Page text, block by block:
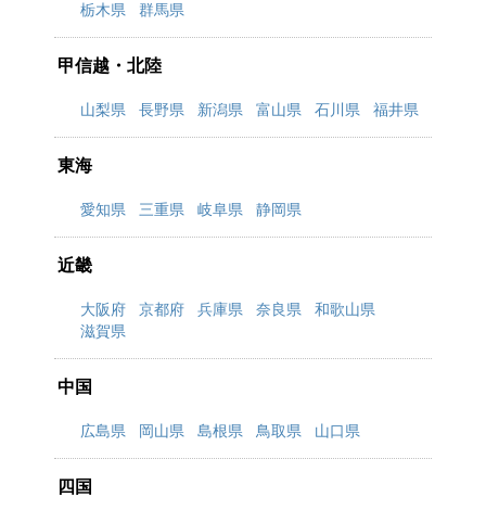
栃木県
群馬県
甲信越・北陸
山梨県 長野県 新潟県 富山県 石川県 福井県
東海
愛知県 三重県 岐阜県 静岡県
近畿
大阪府 京都府 兵庫県 奈良県
和歌山県
滋賀県
中国
広島県 岡山県 島根県 鳥取県 山口県
四国